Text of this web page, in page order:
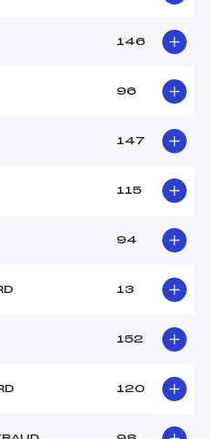
146
96
147
115
94
13
152
120